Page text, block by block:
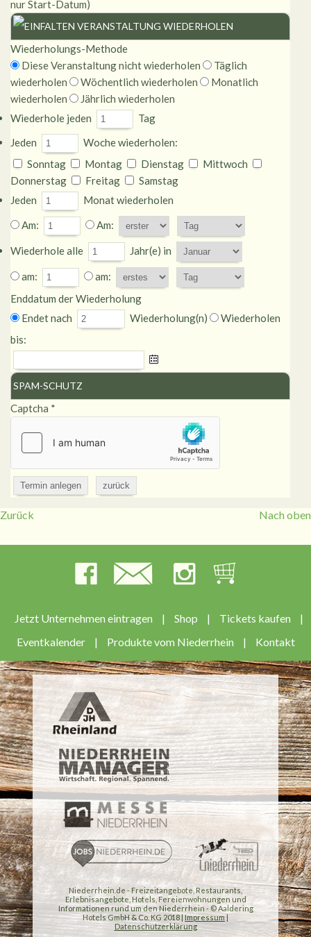
nur Start-Datum)
VERANSTALTUNG WIEDERHOLEN
Wiederholungs-Methode
Diese Veranstaltung nicht wiederholen
Täglich
wiederholen
Wöchentlich wiederholen
Monatlich
wiederholen
Jährlich wiederholen
Wiederhole jeden
Tag
Jeden
Woche wiederholen:
Sonntag
Montag Dienstag
Mittwoch
Donnerstag
Freitag
Samstag
Jeden
Monat wiederholen
Am:
Am:
Wiederhole alle Jahr(e) in
am:
am:
Enddatum der Wiederholung
Endet nach
Wiederholung(n)
Wiederholen
bis:
SPAM-SCHUTZ
Captcha *
Zurück Nach oben
Jetzt Unternehmen eintragen | Shop | Tickets kaufen
|
Eventkalender
| Produkte vom Niederrhein | Kontakt
Niederrhein.de - Freizeitangebote, Restaurants,
Erlebnisangebote, Hotels, Fereienwohnungen und
Informationen rund um den Niederrhein - © Aaldering
Hotels GmbH & Co. KG 2018 |Impressum |
Datenschutzerklärung